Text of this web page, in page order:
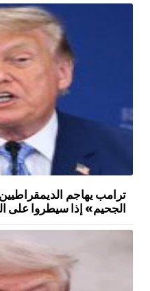
ترامب يهاجم
الجحيم» إذا سيطروا على